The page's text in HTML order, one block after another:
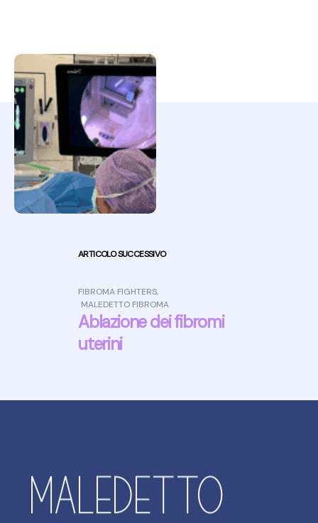
Post navigation
ARTICOLO SUCCESSIVO
FIBROMA FIGHTERS,
MALEDETTO FIBROMA
Ablazione dei fibromi
uterini